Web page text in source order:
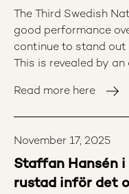
och tvångsarbete,
hänsyn till mänskliga
Gustafsson, Chef
Etikrådets
kunnat växla upp i
inom Etikrådets
under 2024 inom
att långsiktigt driva
i frågor som rör
The Third Swedish
good performance
continue to stand out
This is revealed by
pension funds are
Read more here
November 17, 2025
Staffan Hansén
rustad inför det